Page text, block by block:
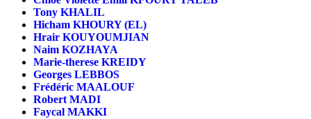
Tony KHALIL
Hicham KHOURY (EL)
Hrair KOUYOUMJIAN
Naim KOZHAYA
Marie-therese KREIDY
Georges LEBBOS
Frédéric MAALOUF
Robert MADI
Faycal MAKKI